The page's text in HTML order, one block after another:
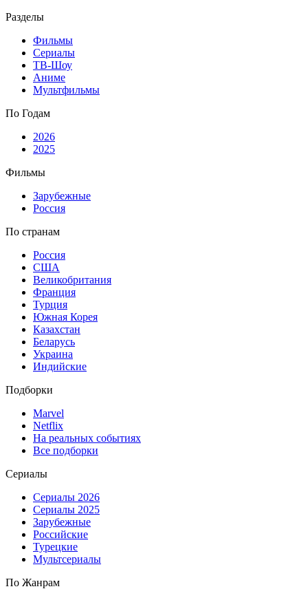
Разделы
Фильмы
Сериалы
ТВ-Шоу
Аниме
Мультфильмы
По Годам
2026
2025
Фильмы
Зарубежные
Россия
По странам
Россия
США
Великобритания
Франция
Турция
Южная Корея
Казахстан
Беларусь
Украина
Индийские
Подборки
Marvel
Netflix
На реальных событиях
Все подборки
Сериалы
Сериалы 2026
Сериалы 2025
Зарубежные
Российские
Турецкие
Мультсериалы
По Жанрам